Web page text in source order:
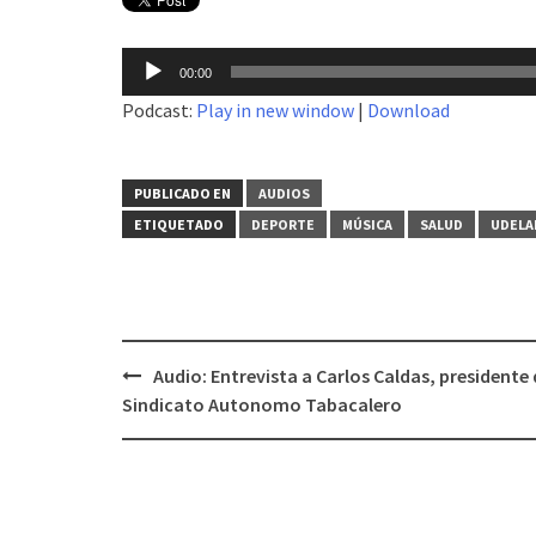
Reproductor
de
audio
00:00
Podcast: Play in new window | Download
PUBLICADO EN
AUDIOS
ETIQUETADO
DEPORTE MÚSICA SALUD
Navegación
Audio: Entrevista a Carlos Caldas, presidente
Sindicato Autonomo Tabacalero